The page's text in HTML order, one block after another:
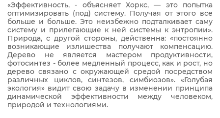
«Эффективность, - объясняет Хоркс, — это попытка
оптимизировать (под) систему. Получая от этого все
больше и больше. Это неизбежно подталкивает саму
систему и прилегающие к ней системы к энтропии».
Природа, с другой стороны, действенна: «постоянно
возникающие излишества получают компенсацию.
Дерево не является мастером продуктивности,
фотосинтез - более медленный процесс, как и рост, но
дерево связано с окружающей средой посредством
различных циклов, синтезов, симбиозов». «Голубая
экология» видит свою задачу в изменении принципа
динамической эффективности между человеком,
природой и технологиями.